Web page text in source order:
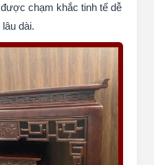
chạm khắc tinh tế dễ
dài.